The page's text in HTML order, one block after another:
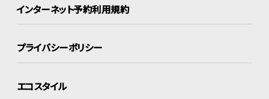
インターネット予約利用規約
プライバシーポリシー
エコスタイル